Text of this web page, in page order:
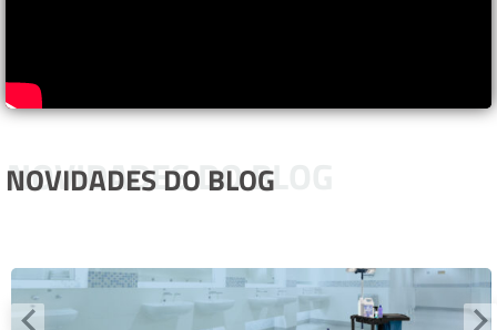
NOVIDADES DO BLOG
NOVIDADES DO BLOG